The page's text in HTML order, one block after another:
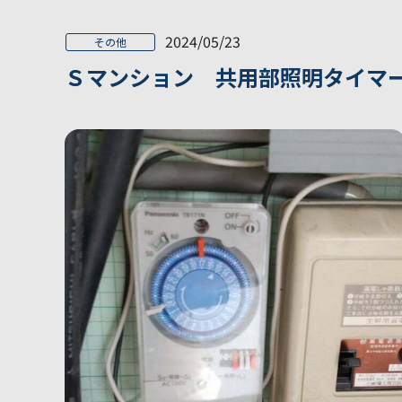
その他 2024/05/23
Ｓマンション 共用部照明タイマ